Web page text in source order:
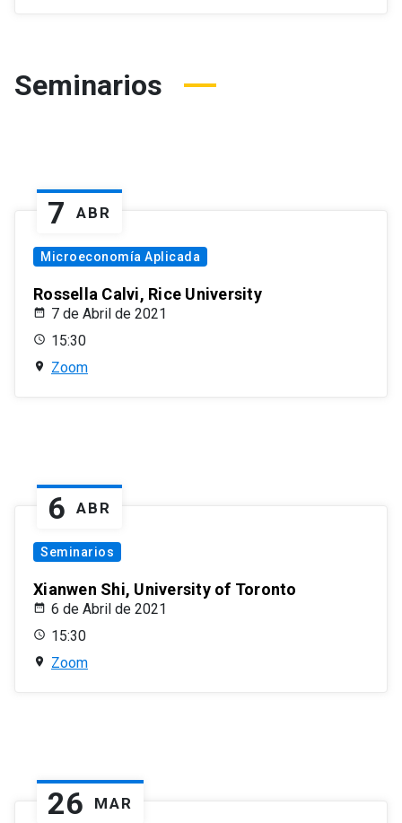
Seminarios
7 ABR
Microeconomía Aplicada
Rossella Calvi, Rice University
7 de Abril de 2021
15:30
Zoom
6 ABR
Seminarios
Xianwen Shi, University of Toronto
6 de Abril de 2021
15:30
Zoom
26 MAR